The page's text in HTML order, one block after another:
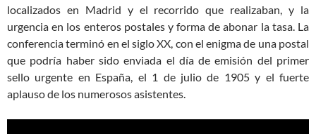
localizados en Madrid y el recorrido que realizaban, y la
urgencia en los enteros postales y forma de abonar la tasa. La
conferencia terminó en el siglo XX, con el enigma de una postal
que podría haber sido enviada el día de emisión del primer
sello urgente en España, el 1 de julio de 1905 y el fuerte
aplauso de los numerosos asistentes.